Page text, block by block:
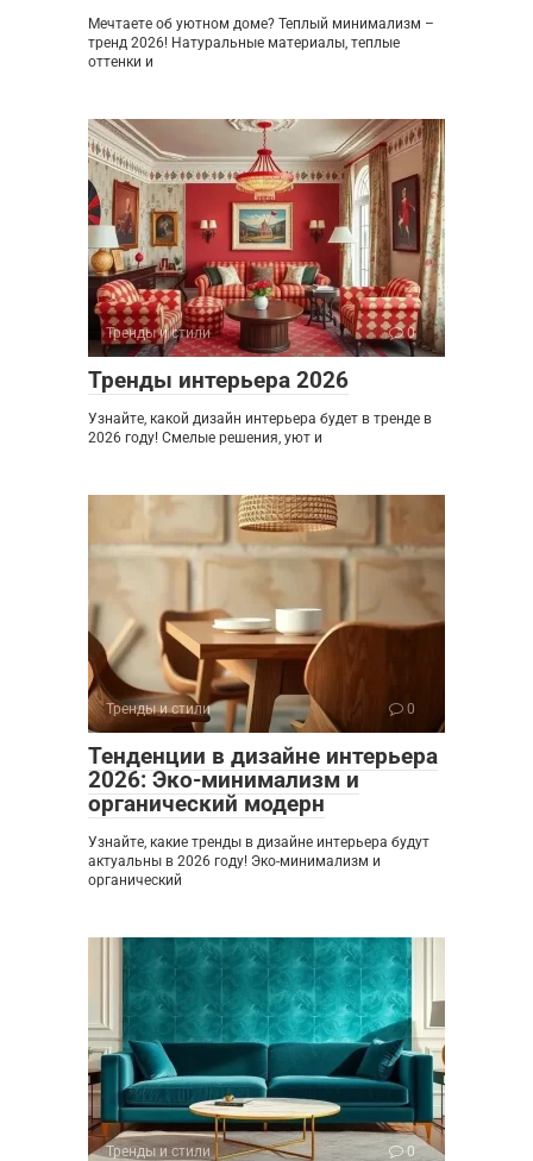
Мечтаете об уютном доме? Теплый минимализм –
тренд 2026! Натуральные материалы, теплые
оттенки и
Тренды и стили 0
Тренды интерьера 2026
Узнайте, какой дизайн интерьера будет в тренде в
2026 году! Смелые решения, уют и
Тренды и стили 0
Тенденции в дизайне интерьера
2026: Эко-минимализм и
органический модерн
Узнайте, какие тренды в дизайне интерьера будут
актуальны в 2026 году! Эко-минимализм и
органический
Тренды и стили 0